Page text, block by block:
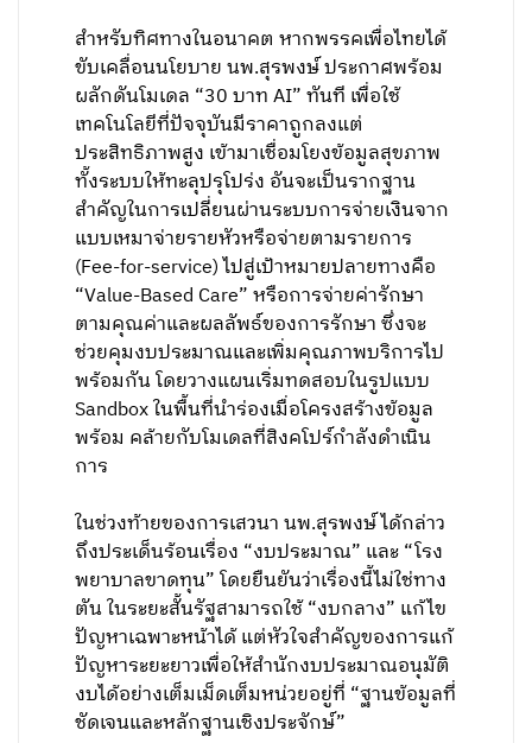
สำหรับทิศทางในอนาคต หากพรรคเพื่อไทยได้
ขับเคลื่อนนโยบาย นพ.สุรพงษ์ ประกาศพร้อม
ผลักดันโมเดล “30 บาท AI” ทันที เพื่อใช้
เทคโนโลยีที่ปัจจุบันมีราคาถูกลงแต่
ประสิทธิภาพสูง เข้ามาเชื่อมโยงข้อมูลสุขภาพ
ทั้งระบบให้ทะลุปรุโปร่ง อันจะเป็นรากฐาน
สำคัญในการเปลี่ยนผ่านระบบการจ่ายเงินจาก
แบบเหมาจ่ายรายหัวหรือจ่ายตามรายการ
(Fee-for-service) ไปสู่เป้าหมายปลายทางคือ
“Value-Based Care” หรือการจ่ายค่ารักษา
ตามคุณค่าและผลลัพธ์ของการรักษา ซึ่งจะ
ช่วยคุมงบประมาณและเพิ่มคุณภาพบริการไป
พร้อมกัน โดยวางแผนเริ่มทดสอบในรูปแบบ
Sandbox ในพื้นที่นำร่องเมื่อโครงสร้างข้อมูล
พร้อม คล้ายกับโมเดลที่สิงคโปร์กำลังดำเนิน
การ
ในช่วงท้ายของการเสวนา นพ.สุรพงษ์ ได้กล่าว
ถึงประเด็นร้อนเรื่อง “งบประมาณ” และ “โรง
พยาบาลขาดทุน” โดยยืนยันว่าเรื่องนี้ไม่ใช่ทาง
ตัน ในระยะสั้นรัฐสามารถใช้ “งบกลาง” แก้ไข
ปัญหาเฉพาะหน้าได้ แต่หัวใจสำคัญของการแก้
ปัญหาระยะยาวเพื่อให้สำนักงบประมาณอนุมัติ
งบได้อย่างเต็มเม็ดเต็มหน่วยอยู่ที่ “ฐานข้อมูลที่
ชัดเจนและหลักฐานเชิงประจักษ์”